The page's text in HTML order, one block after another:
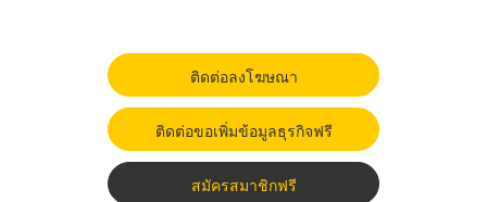
ติดต่อลงโฆษณา
ติดต่อขอเพิ่มข้อมูลธุรกิจฟรี
สมัครสมาชิกฟรี